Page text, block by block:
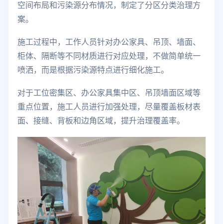
空间布局和污染源分布情况，制定了分区分类治理方
案。
施工过程中，工作人员针对办公家具、吊顶、墙面、
柜体、隔断等不同材质进行对应处理，不做简单统一
喷洒，而是根据污染源特点进行细化施工。
对于工位密集区、办公家具集中区、吊顶墙面区域等
重点位置，施工人员进行加强处理，尽量覆盖板材表
面、接缝、背板和边角区域，提升治理覆盖率。